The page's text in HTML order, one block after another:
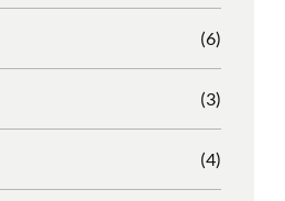
(6)
(3)
(4)